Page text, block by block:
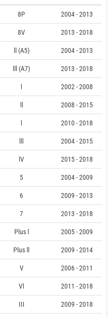
8P 2004 - 2013
8V 2013 - 2018
ll (A5) 2004 - 2013
lll (A7) 2013 - 2018
2002 - 2008
2008 - 2015
2010 - 2018
2004 - 2015
lV 2015 - 2018
5 2004 - 2009
6 2009 - 2013
7 2013 - 2018
Plus l 2005 - 2009
Plus ll 2009 - 2014
V 2006 - 2011
Vl 2011 - 2018
III 2009 - 2018